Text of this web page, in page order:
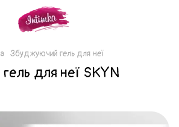
Збуджуючий гель для неї
для неї SKYN